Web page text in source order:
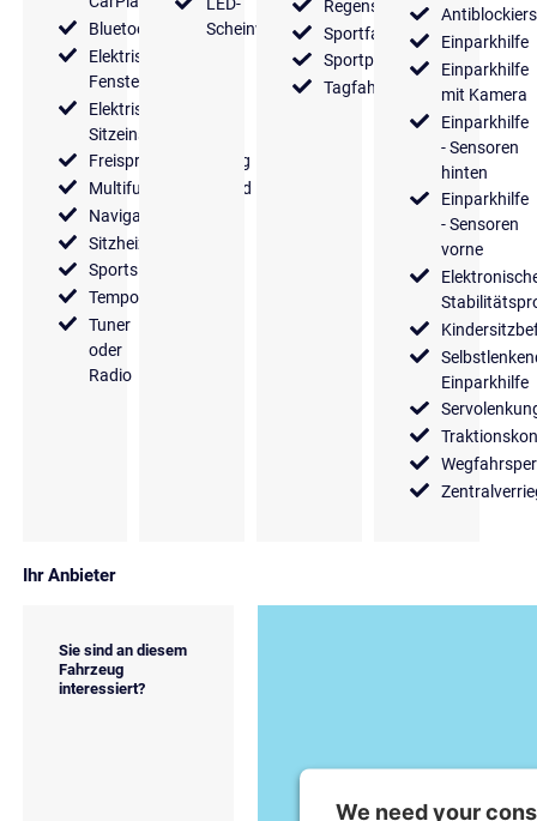
Bluetooth
Elektrische
Fensterheber
Elektrische
Sitzeinstellung
Freisprecheinrichtung
Multifunktionslenkrad
Navigationssystem
Sitzheizung
Sportsitze
Tempomat
Tuner
oder
Radio
LED-
Scheinwerfer
Regensensor
Sportfahrwerk
Sportpaket
Tagfahrlicht
Einparkhilfe
Einparkhilfe
mit Kamera
Einparkhilfe
- Sensoren
hinten
Einparkhilfe
- Sensoren
vorne
Einparkhilfe
Ihr Anbieter
Sie sind an diesem
Fahrzeug
interessiert?
We need your